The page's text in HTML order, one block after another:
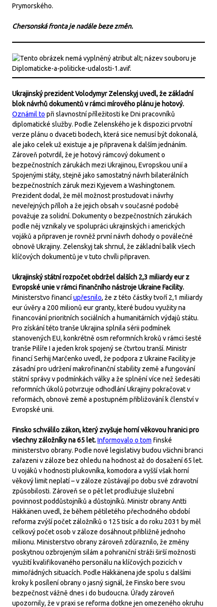
Prymorského.
Chersonská fronta je nadále beze změn.
Ukrajinský prezident Volodymyr Zelenskyj uvedl, že základní
blok návrhů dokumentů v rámci mírového plánu je hotový.
Oznámil to při slavnostní příležitosti ke Dni pracovníků
diplomatické služby. Podle Zelenského je k dispozici prvotní
verze plánu o dvaceti bodech, která sice nemusí být dokonalá,
ale jako celek už existuje a je připravena k dalším jednáním.
Zároveň potvrdil, že je hotový rámcový dokument o
bezpečnostních zárukách mezi Ukrajinou, Evropskou unií a
Spojenými státy, stejně jako samostatný návrh bilaterálních
bezpečnostních záruk mezi Kyjevem a Washingtonem.
Prezident dodal, že měl možnost prostudovat i návrhy
neveřejných příloh a že jejich obsah v současné podobě
považuje za solidní. Dokumenty o bezpečnostních zárukách
podle něj vznikaly ve spolupráci ukrajinských i amerických
vojáků a připraven je rovněž první návrh dohody o poválečné
obnově Ukrajiny. Zelenskyj tak shrnul, že základní balík všech
klíčových dokumentů je v tuto chvíli připraven.
Ukrajinský státní rozpočet obdržel dalších 2,3 miliardy eur z
Evropské unie v rámci finančního nástroje Ukraine Facility.
Ministerstvo financíupřesnilo, že z této částky tvoří 2,1 miliardy
eur úvěry a 200 milionů eur granty, které budou využity na
financování prioritních sociálních a humanitárních výdajů státu.
Pro získání této tranše Ukrajina splnila sérii podmínek
stanovených EU, konkrétně osm reformních kroků v rámci šesté
tranše Pilíře I a jeden krok spojený se čtvrtou tranší. Ministr
financí Serhij Marčenko uvedl, že podpora z Ukraine Facility je
zásadní pro udržení makrofinanční stability země a fungování
státní správy v podmínkách války a že splnění více než šedesáti
reformních úkolů potvrzuje odhodlání Ukrajiny pokračovat v
reformách, obnově země a postupném přibližování k členství v
Evropské unii.
Finsko schválilo zákon, který zvyšuje horní věkovou hranici pro
všechny záložníky na 65 let.Informovalo o tom finské
ministerstvo obrany. Podle nové legislativy budou všichni branci
zařazeni v záloze bez ohledu na hodnost až do dosažení 65 let.
U vojáků v hodnosti plukovníka, komodora a vyšší však horní
věkový limit neplatí – v záloze zůstávají po dobu své zdravotní
způsobilosti. Zároveň se o pět let prodlužuje služební
povinnost poddůstojníků a důstojníků. Ministr obrany Antti
Häkkänen uvedl, že během pětiletého přechodného období
reforma zvýší počet záložníků o 125 tisíc a do roku 2031 by měl
celkový počet osob v záloze dosáhnout přibližně jednoho
milionu. Ministerstvo obrany zároveň zdůraznilo, že změny
poskytnou ozbrojeným silám a pohraniční stráži širší možnosti
využití kvalifikovaného personálu na klíčových pozicích v
mimořádných situacích. Podle Häkkänena jde spolu s dalšími
kroky k posílení obrany o jasný signál, že Finsko bere svou
bezpečnost vážně dnes i do budoucna. Úřady zároveň
upozornily, že v praxi se reforma dotkne jen omezeného okruhu